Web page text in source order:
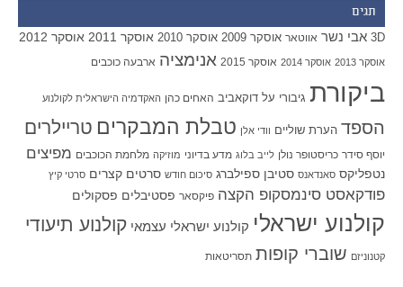
תגים
3D אבי נשר אווטאר אוסקר 2009 אוסקר 2010 אוסקר 2011 אוסקר 2012
אוסקר 2013 אוסקר 2014 אוסקר 2015 אנימציה ארבעה כוכבים
ביקורת גיבורי על דוקאביב האחים כהן האקדמיה הישראלית לקולנוע
הספד הערת שוליים וודי אלן טבלת המבקרים טריילרים
יוסף סידר כריסטופר נולן לייב בלוג מדע בדיוני מוזיקה מלחמת הכוכבים מפיצים
נטפליקס סאנדאנס סטיבן ספילברג סיכום חודש סרטים קצרים סרטי קיץ
פודקאסט סינמסקופ הקצה פיקסאר פסטיבלים פסקולים
קולנוע ישראלי קולנוע ישראלי עצמאי קולנוע תיעודי
קטנוניזם שוברי קופות תסריטאות